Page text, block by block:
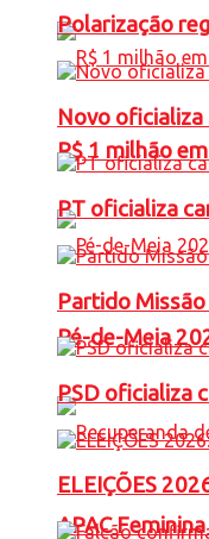
R$ 1 milhão
Pé-de-Meia
APAC
Polarização
Novo oficializa
PT oficializa
Partido
PSD oficializa
ELEIÇÕES